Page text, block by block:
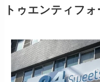
トゥエンティフ